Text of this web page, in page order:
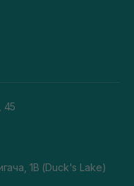
45
1В (Duck's Lake)